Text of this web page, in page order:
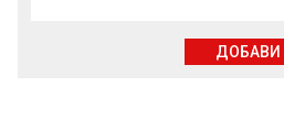
ДОБАВИ